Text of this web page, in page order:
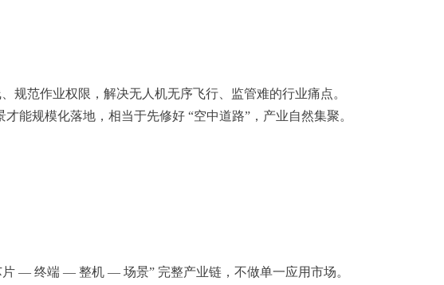
规范作业权限，解决无人机无序飞行、监管难的行业痛点。
规模化落地，相当于先修好 “空中道路”，产业自然集聚。
— 终端 — 整机 — 场景” 完整产业链，不做单一应用市场。